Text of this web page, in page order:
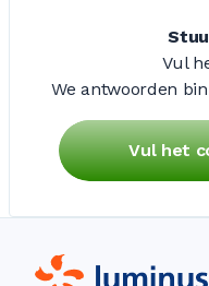
Vul
We antwoorden
Vul het